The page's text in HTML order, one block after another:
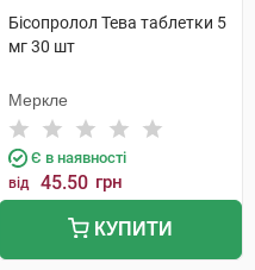
Бісопролол Тева таблетки 5
мг 30 шт
Меркле
Є в наявності
від 45.50 грн
КУПИТИ